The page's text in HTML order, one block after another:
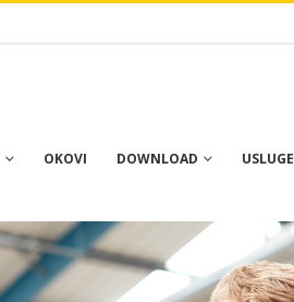
OKOVI DOWNLOAD USLUGE